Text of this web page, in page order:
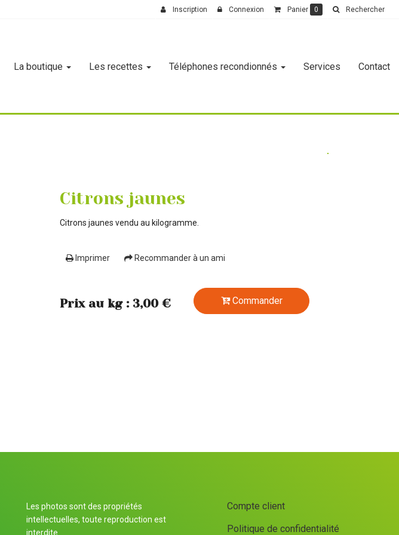
La boutique Les recettes Téléphones recondionnés Services Contact
Citrons jaunes
Citrons jaunes vendu au kilogramme.
Imprimer Recommander à un ami
Prix au kg : 3,00 € Commander
Inscription Connexion Panier 0 Rechercher
Les photos sont des propriétés
intellectuelles, toute reproduction est
interdite.
Compte client
Politique de confidentialité